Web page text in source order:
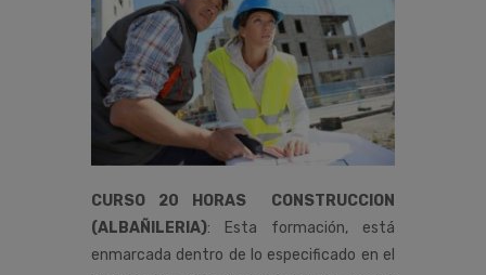
CURSO 20 HORAS CONSTRUCCION
(ALBAÑILERIA): Esta formación,
está
enmarcada dentro de lo especificado en el